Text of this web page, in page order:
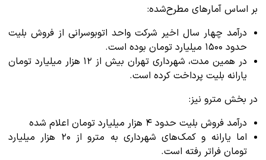
بر اساس آمارهای مطرح‌شده:
درآمد چهار سال اخیر شرکت واحد اتوبوسرانی از فروش بلیت
حدود ۱۵۰۰ میلیارد تومان بوده است.
در همین مدت، شهرداری تهران بیش از ۱۲ هزار میلیارد تومان
یارانه بلیت پرداخت کرده است.
در بخش مترو نیز:
درآمد فروش بلیت حدود ۴ هزار میلیارد تومان اعلام شده
اما یارانه و کمک‌های شهرداری به مترو از ۲۰ هزار میلیارد
تومان فراتر رفته است.